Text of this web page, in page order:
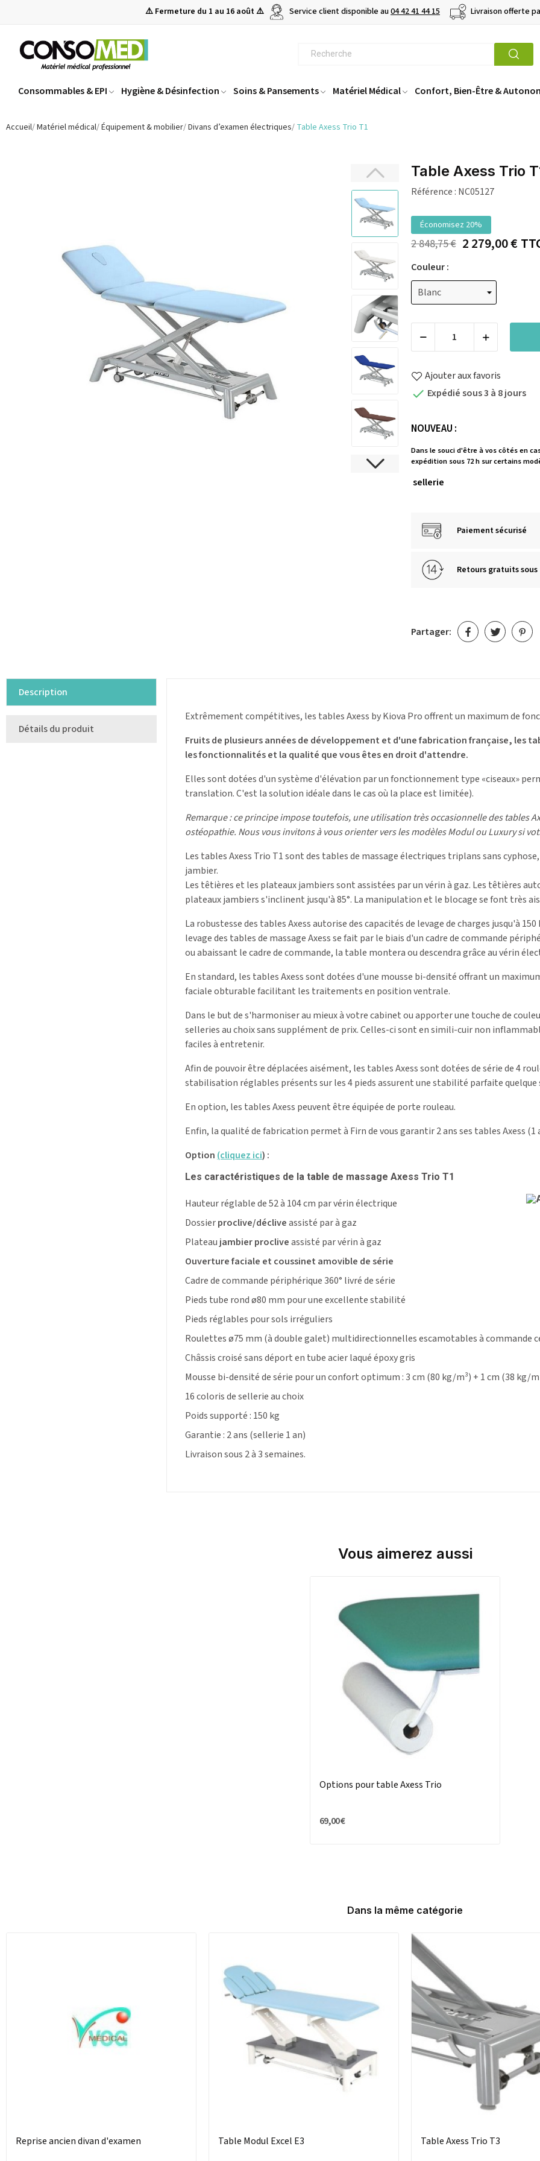
⚠️ Fermeture du 1 au 16 août ⚠️ Service client disponible au04 42 41 44 15 Livraison offerte
Consommables & EPI Hygiène & Désinfection Soins & Pansements Matériel Médical Confort, Bien-Être &
Accueil Matériel médical Équipement & mobilier Divans d’examen électriques Table Axess Trio T1
Table Axess Trio
Référence : NC05127
Économisez 20%
2 848,75 € 2 279,00 €
Couleur :
Ajouter aux favoris
 Expédié sous 3 à 8 jours
NOUVEAU :
Dans le souci d'être à vos côtés en
expédition sous 72 h sur certains
sellerie
Paiement sécurisé
Retours gratuits sous
Partager:
Description
Détails du produit
Extrêmement compétitives, les tables Axess by Kiova Pro offrent un maximum de
Fruits de plusieurs années de développement et d'une fabrication française, les
les fonctionnalités et la qualité que vous êtes en droit d'attendre.
Elles sont dotées d'un système d'élévation par un fonctionnement type «ciseaux»
translation. C'est la solution idéale dans le cas où la place est limitée).
Remarque : ce principe impose toutefois, une utilisation très occasionnelle des tables
ostéopathie. Nous vous invitons à vous orienter vers les modèles Modul ou Luxury si
Les tables Axess Trio T1 sont des tables de massage électriques triplans sans
jambier.
Les têtières et les plateaux jambiers sont assistées par un vérin à gaz. Les têtières
plateaux jambiers s'inclinent jusqu'à 85°. La manipulation et le blocage se font très
La robustesse des tables Axess autorise des capacités de levage de charges jusqu'à
levage des tables de massage Axess se fait par le biais d'un cadre de commande
ou abaissant le cadre de commande, la table montera ou descendra grâce au vérin
En standard, les tables Axess sont dotées d'une mousse bi-densité offrant un
faciale obturable facilitant les traitements en position ventrale.
Dans le but de s'harmoniser au mieux à votre cabinet ou apporter une touche de
selleries au choix sans supplément de prix. Celles-ci sont en simili-cuir non
faciles à entretenir.
Afin de pouvoir être déplacées aisément, les tables Axess sont dotées de série de 4
stabilisation réglables présents sur les 4 pieds assurent une stabilité parfaite
En option, les tables Axess peuvent être équipée de porte rouleau.
Enfin, la qualité de fabrication permet à Firn de vous garantir 2 ans ses tables Axess
Option(cliquez ici) :
Les caractéristiques de la table de massage Axess Trio T1
Hauteur réglable de 52 à 104 cm par vérin électrique
Dossierproclive/décliveassisté par à gaz
Plateaujambier procliveassisté par vérin à gaz
Ouverture faciale et coussinet amovible de série
Cadre de commande périphérique 360° livré de série
Pieds tube rond ø80 mm pour une excellente stabilité
Pieds réglables pour sols irréguliers
Roulettes ø75 mm (à double galet) multidirectionnelles escamotables à commande
Châssis croisé sans déport en tube acier laqué époxy gris
Mousse bi-densité de série pour un confort optimum : 3 cm (80 kg/m³) + 1 cm (38 kg/
16 coloris de sellerie au choix
Poids supporté : 150 kg
Garantie : 2 ans (sellerie 1 an)
Livraison sous 2 à 3 semaines.
Vous aimerez aussi
Options pour table Axess Trio
69,00 €
Dans la même catégorie
Reprise ancien divan d'examen Table Modul Excel E3 Table Axess Trio T3